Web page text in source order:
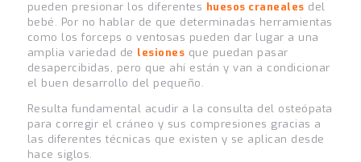
pueden presionar los diferentes huesos craneales del
bebé. Por no hablar de que determinadas herramientas
como los forceps o ventosas pueden dar lugar a una
amplia variedad de lesiones que puedan pasar
desapercibidas, pero que ahí están y van a condicionar
el buen desarrollo del pequeño.
Resulta fundamental acudir a la consulta del osteópata
para corregir el cráneo y sus compresiones gracias a
las diferentes técnicas que existen y se aplican desde
hace siglos.